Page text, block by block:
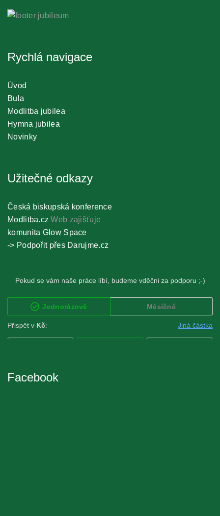
Rychlá navigace
Úvod
Bula
Modlitba jubilea
Hymna jubilea
Novinky
Užitečné odkazy
Česká biskupská konference
Modlitba.cz Web zajišťuje
komunita Glow Space
-> Podpořit přes Darujme.cz
Facebook